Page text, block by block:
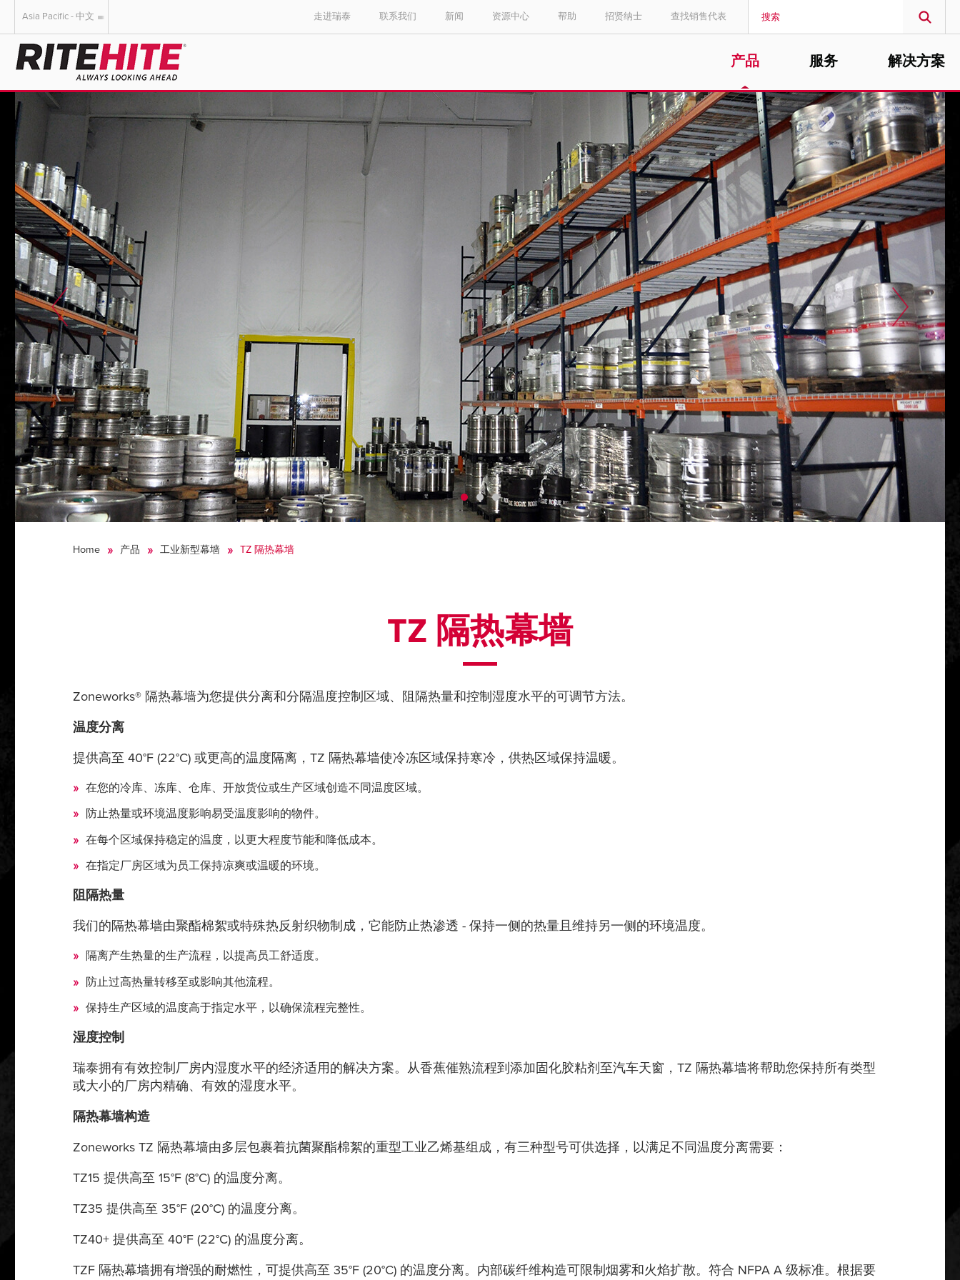
AMERICAS
English
English
Deutsch
English
中文
MIDDLE EAST/AFRICA
English
Asia Pacific - 中文 走进瑞泰 联系我们 新闻 资源中心 帮助 招贤纳士 查找销售代表
产品 服务 解决方案
Home 产品 工业新型幕墙 TZ 隔热幕墙
TZ 隔热幕墙
Zoneworks® 隔热幕墙为您提供分离和分隔温度控制区域、阻隔热量和控制湿度水平的可调节方法。
温度分离
提供高至 40°F (22°C) 或更高的温度隔离，TZ 隔热幕墙使冷冻区域保持寒冷，供热区域保持温暖。
在您的冷库、冻库、仓库、开放货位或生产区域创造不同温度区域。
防止热量或环境温度影响易受温度影响的物件。
在每个区域保持稳定的温度，以更大程度节能和降低成本。
在指定厂房区域为员工保持凉爽或温暖的环境。
阻隔热量
我们的隔热幕墙由聚酯棉絮或特殊热反射织物制成，它能防止热渗透 - 保持一侧的热量且维持另一侧的环境温度。
隔离产生热量的生产流程，以提高员工舒适度。
防止过高热量转移至或影响其他流程。
保持生产区域的温度高于指定水平，以确保流程完整性。
湿度控制
瑞泰拥有有效控制厂房内湿度水平的经济适用的解决方案。从香蕉催熟流程到添加固化胶粘剂至汽车天窗，TZ 隔热幕墙将帮助您保持所有类型
或大小的厂房内精确、有效的湿度水平。
隔热幕墙构造
Zoneworks TZ 隔热幕墙由多层包裹着抗菌聚酯棉絮的重型工业乙烯基组成，有三种型号可供选择，以满足不同温度分离需要：
TZ15 提供高至 15°F (8°C) 的温度分离。
TZ35 提供高至 35°F (20°C) 的温度分离。
TZ40+ 提供高至 40°F (22°C) 的温度分离。
TZF 隔热幕墙拥有增强的耐燃性，可提供高至 35°F (20°C) 的温度分离。内部碳纤维构造可限制烟雾和火焰扩散。符合 NFPA A 级标准。根据要